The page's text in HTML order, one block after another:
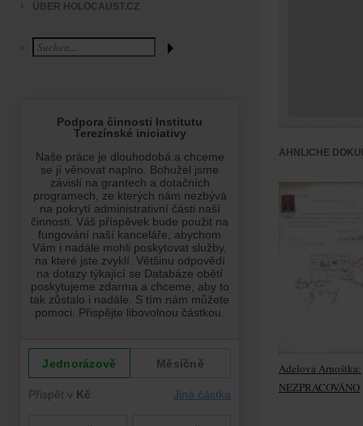
ÜBER HOLOCAUST.CZ
ÄHNLICHE
Adelová Arnoštka:
NEZPRACOVÁNO